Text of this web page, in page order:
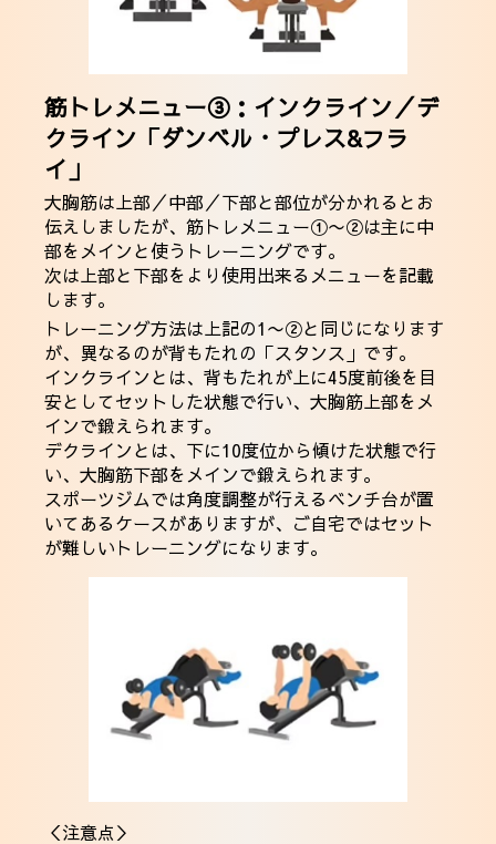
筋トレメニュー③：インクライン／デ
クライン「ダンベル・プレス&フラ
イ」
大胸筋は上部／中部／下部と部位が分かれるとお
伝えしましたが、筋トレメニュー①〜②は主に中
部をメインと使うトレーニングです。
次は上部と下部をより使用出来るメニューを記載
します。
トレーニング方法は上記の1〜②と同じになります
が、異なるのが背もたれの「スタンス」です。
インクラインとは、背もたれが上に45度前後を目
安としてセットした状態で行い、大胸筋上部をメ
インで鍛えられます。
デクラインとは、下に10度位から傾けた状態で行
い、大胸筋下部をメインで鍛えられます。
スポーツジムでは角度調整が行えるベンチ台が置
いてあるケースがありますが、ご自宅ではセット
が難しいトレーニングになります。
＜注意点＞